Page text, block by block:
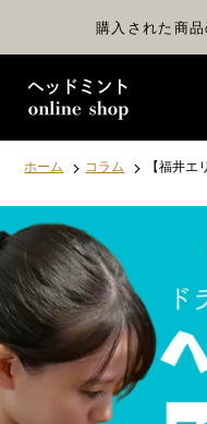
ン
ッ
購入された商品
ホーム コラム 【福井